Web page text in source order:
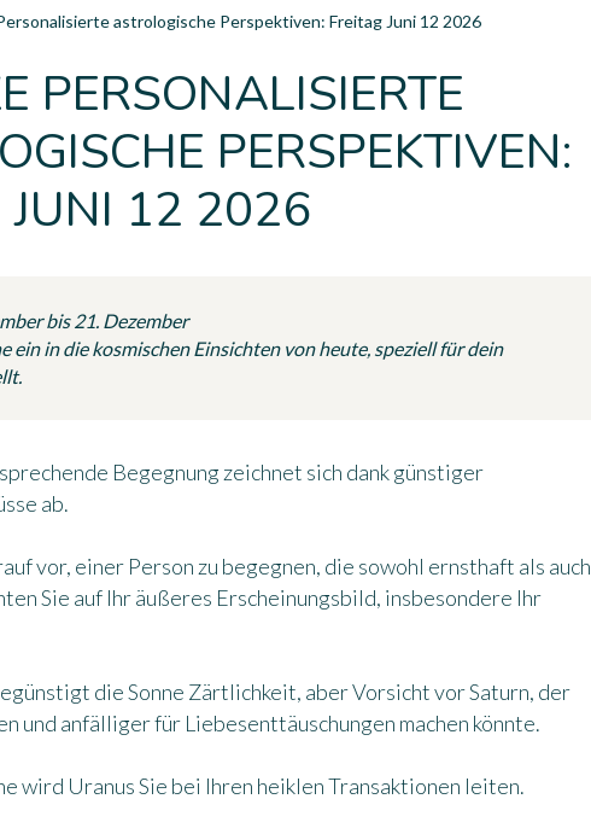
astrologische Perspektiven: Freitag Juni 12 2026
PERSONALISIERTE
PERSPEKTIVEN:
JUNI 12 2026
bis 21. Dezember
ein in die kosmischen Einsichten von heute, speziell für dein
Begegnung zeichnet sich dank günstiger
ab.
vor, einer Person zu begegnen, die sowohl ernsthaft als auch
Sie auf Ihr äußeres Erscheinungsbild, insbesondere Ihr
die Sonne Zärtlichkeit, aber Vorsicht vor Saturn, der
und anfälliger für Liebesenttäuschungen machen könnte.
wird Uranus Sie bei Ihren heiklen Transaktionen leiten.